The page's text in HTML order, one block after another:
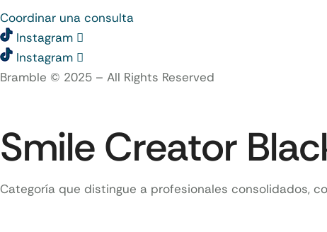
Coordinar una consulta
Instagram
Instagram
Bramble © 2025 – All Rights Reserved
Smile Creator
Categoría que distingue a profesionales consolidados,